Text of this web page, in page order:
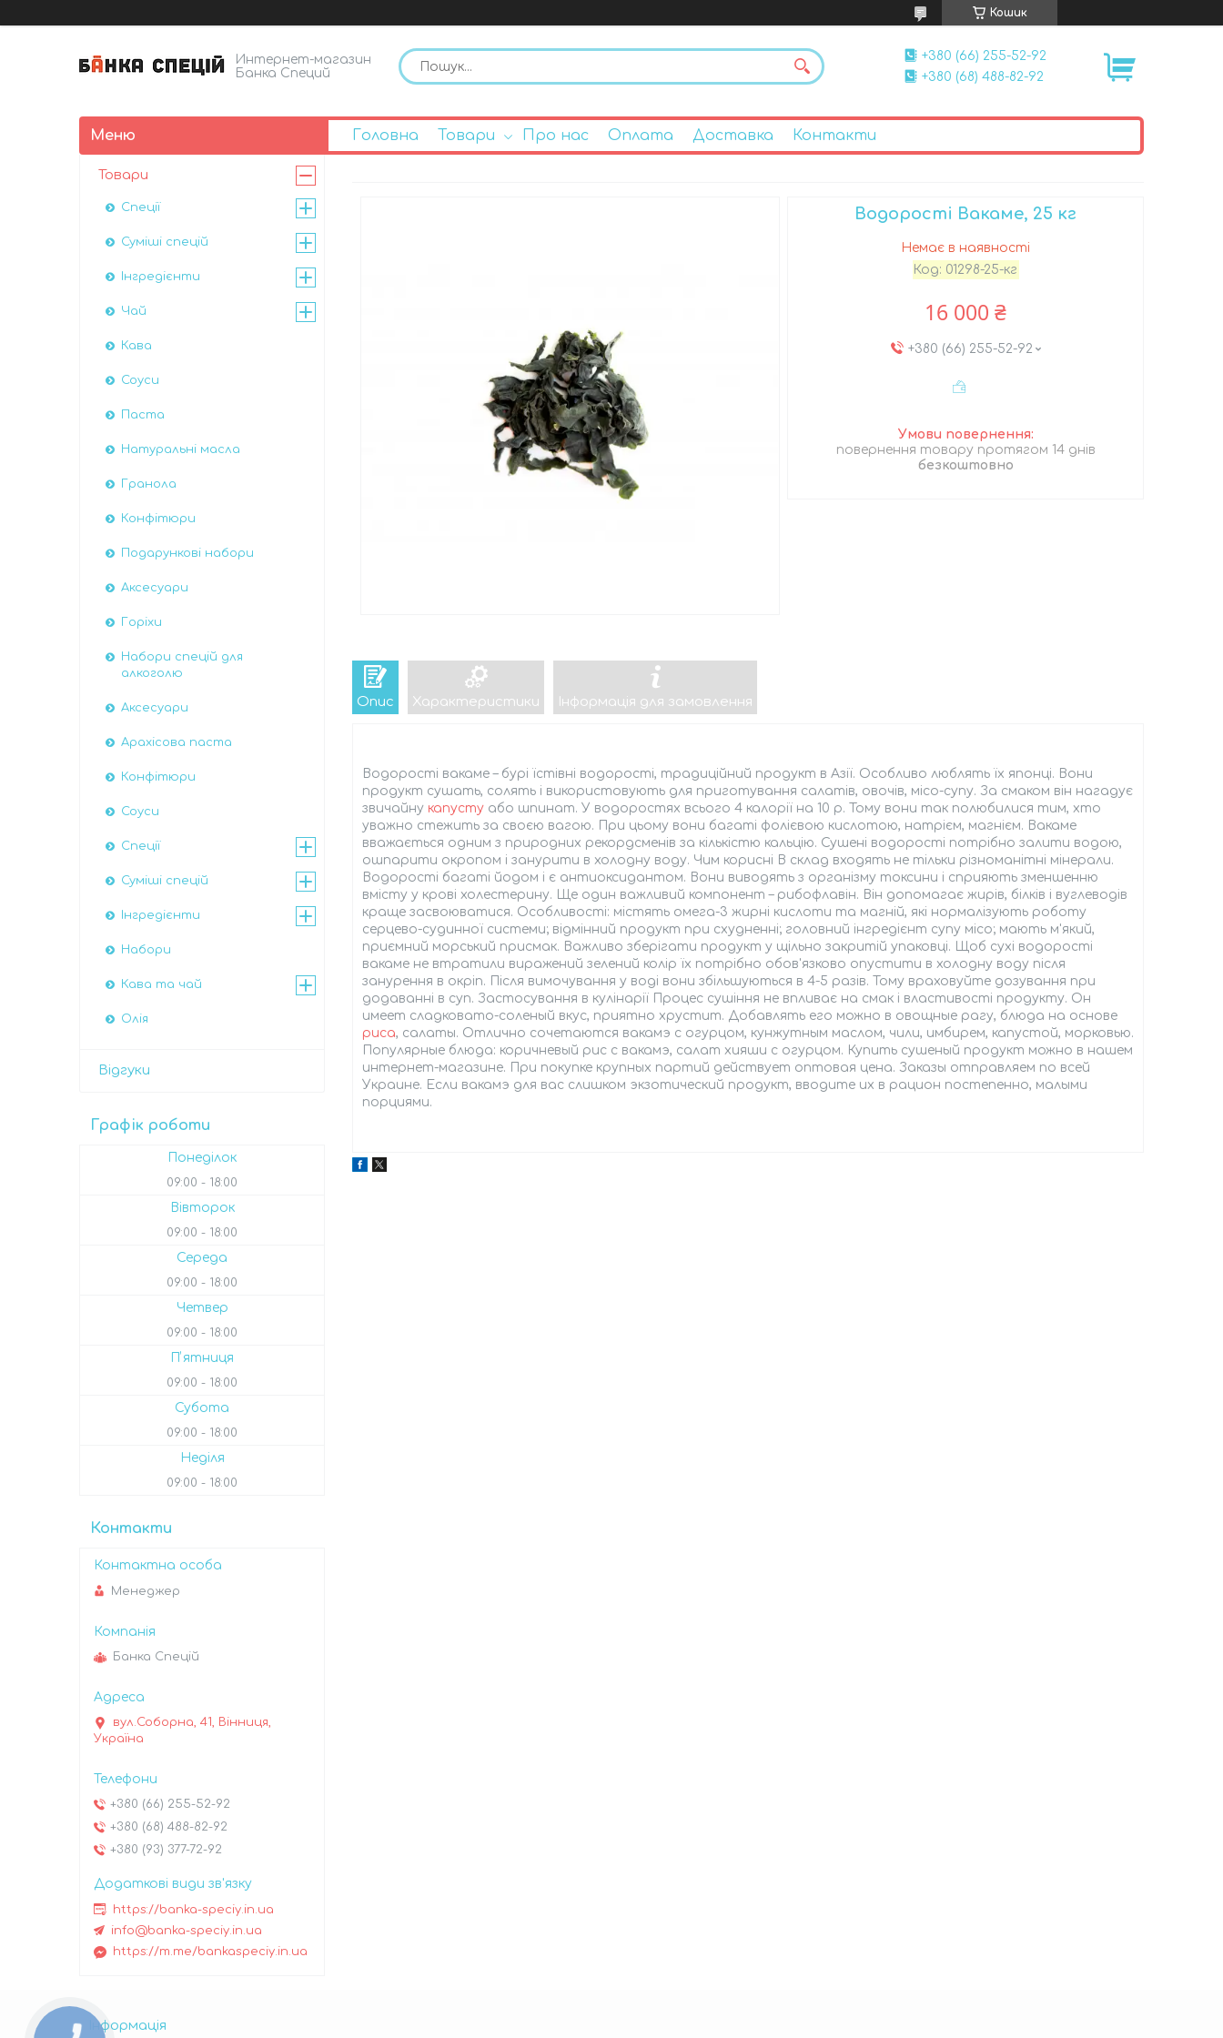
Кошик
Интернет-магазин
Банка Специй
+380 (66) 255-52-92
+380 (68) 488-82-92
Головна Товари Про нас Оплата Доставка Контакти
Водорості Вакаме, 25 кг
Немає в наявності
Код: 01298-25-кг
16 000 ₴
+380 (66) 255-52-92
повернення товару протягом 14 днів
безкоштовно
Опис Характеристики Інформація для замовлення
Водорості вакаме – бурі їстівні водорості, традиційний продукт в Азії. Особливо люблять їх японці. Вони
продукт сушать, солять і використовують для приготування салатів, овочів, місо-супу. За смаком він нагадує
звичайну капусту або шпинат. У водоростях всього 4 калорії на 10 р. Тому вони так полюбилися тим, хто
уважно стежить за своєю вагою. При цьому вони багаті фолієвою кислотою, натрієм, магнієм. Вакаме
вважається одним з природних рекордсменів за кількістю кальцію. Сушені водорості потрібно залити водою,
ошпарити окропом і занурити в холодну воду. Чим корисні В склад входять не тільки різноманітні мінерали.
Водорості багаті йодом і є антиоксидантом. Вони виводять з організму токсини і сприяють зменшенню
вмісту у крові холестерину. Ще один важливий компонент – рибофлавін. Він допомагає жирів, білків і вуглеводів
краще засвоюватися. Особливості: містять омега-3 жирні кислоти та магній, які нормалізують роботу
серцево-судинної системи; відмінний продукт при схудненні; головний інгредієнт супу місо; мають м'який,
приємний морський присмак. Важливо зберігати продукт у щільно закритій упаковці. Щоб сухі водорості
вакаме не втратили виражений зелений колір їх потрібно обов'язково опустити в холодну воду після
занурення в окріп. Після вимочування у воді вони збільшуються в 4-5 разів. Тому враховуйте дозування при
додаванні в суп. Застосування в кулінарії Процес сушіння не впливає на смак і властивості продукту. Он
имеет сладковато-соленый вкус, приятно хрустит. Добавлять его можно в овощные рагу, блюда на основе
риса, салаты. Отлично сочетаются вакамэ с огурцом, кунжутным маслом, чили, имбирем, капустой, морковью.
Популярные блюда: коричневый рис с вакамэ, салат хияши с огурцом. Купить сушеный продукт можно в нашем
интернет-магазине. При покупке крупных партий действует оптовая цена. Заказы отправляем по всей
Украине. Если вакамэ для вас слишком экзотический продукт, вводите их в рацион постепенно, малыми
порциями.
Товари
Спеції
Суміші спецій
Інгредієнти
Чай
Кава
Соуси
Паста
Натуральні масла
Гранола
Конфітюри
Подарункові набори
Аксесуари
Горіхи
Набори спецій для
алкоголю
Аксесуари
Арахісова паста
Конфітюри
Соуси
Спеції
Суміші спецій
Інгредієнти
Набори
Кава та чай
Олія
Відгуки
Графік роботи
Понеділок
09:00 18:00
Вівторок
09:00 18:00
Середа
09:00 18:00
Четвер
09:00 18:00
Пʼятниця
09:00 18:00
Субота
09:00 18:00
Неділя
09:00 18:00
Контакти
Менеджер
Банка Спецій
вул.Соборна, 41, Вінниця,
Україна
+380 (66) 255-52-92
+380 (68) 488-82-92
+380 (93) 377-72-92
https://banka-speciy.in.ua
info@banka-speciy.in.ua
https://m.me/bankaspeciy.in.ua
Інформація